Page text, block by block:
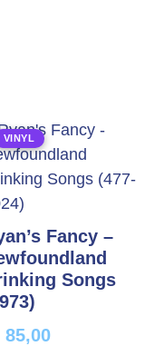
VINYL
Fancy –
Songs
85,00